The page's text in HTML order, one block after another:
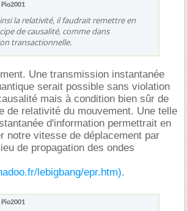
Pio2001
la relativité, il faudrait remettre en
de causalité, comme dans
transactionnelle.
Une transmission instantanée
serait possible sans violation
mais à condition bien sûr de
de relativité du mouvement. Une telle
d'information permettrait en
notre vitesse de déplacement par
de propagation des ondes
lebigbang/epr.htm).
Pio2001